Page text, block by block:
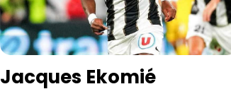
Jacques Ekomié